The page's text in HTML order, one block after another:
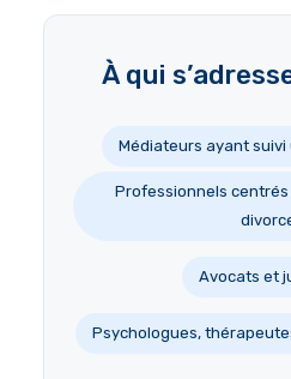
À qui
Médiateurs ayant suivi
Professionnels centrés
Avocats et
Psychologues,